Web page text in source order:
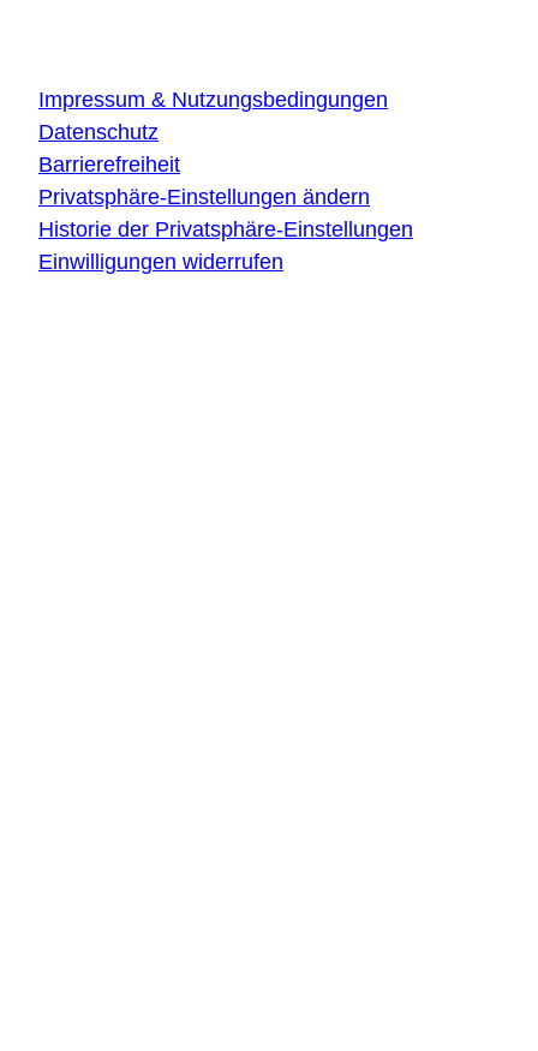
Impressum & Nutzungsbedingungen
Datenschutz
Barrierefreiheit
Privatsphäre-Einstellungen ändern
Historie der Privatsphäre-Einstellungen
Einwilligungen widerrufen